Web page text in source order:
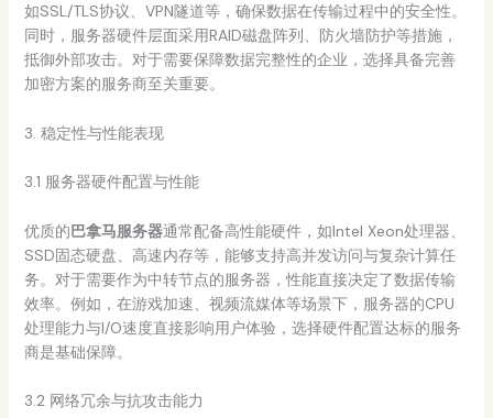
如SSL/TLS协议、VPN隧道等，确保数据在传输过程中的安全性。
同时，服务器硬件层面采用RAID磁盘阵列、防火墙防护等措施，
抵御外部攻击。对于需要保障数据完整性的企业，选择具备完善
加密方案的服务商至关重要。
3. 稳定性与性能表现
3.1 服务器硬件配置与性能
优质的巴拿马服务器通常配备高性能硬件，如Intel Xeon处理器、
SSD固态硬盘、高速内存等，能够支持高并发访问与复杂计算任
务。对于需要作为中转节点的服务器，性能直接决定了数据传输
效率。例如，在游戏加速、视频流媒体等场景下，服务器的CPU
处理能力与I/O速度直接影响用户体验，选择硬件配置达标的服务
商是基础保障。
3.2 网络冗余与抗攻击能力